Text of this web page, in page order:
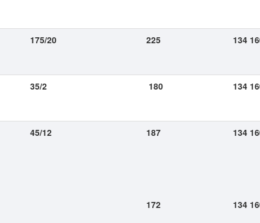
175/20 225 134
35/2 180 134
45/12 187
172
134
134